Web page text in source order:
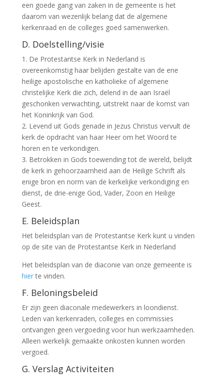
een goede gang van zaken in de gemeente is het
daarom van wezenlijk belang dat de algemene
kerkenraad en de colleges goed samenwerken.
D. Doelstelling/visie
1. De Protestantse Kerk in Nederland is
overeenkomstig haar belijden gestalte van de ene
heilige apostolische en katholieke of algemene
christelijke Kerk die zich, delend in de aan Israël
geschonken verwachting, uitstrekt naar de komst van
het Koninkrijk van God.
2. Levend uit Gods genade in Jezus Christus vervult de
kerk de opdracht van haar Heer om het Woord te
horen en te verkondigen.
3. Betrokken in Gods toewending tot de wereld, belijdt
de kerk in gehoorzaamheid aan de Heilige Schrift als
enige bron en norm van de kerkelijke verkondiging en
dienst, de drie-enige God, Vader, Zoon en Heilige
Geest.
E. Beleidsplan
Het beleidsplan van de Protestantse Kerk kunt u vinden
op de site van de Protestantse Kerk in Nederland
Het beleidsplan van de diaconie van onze gemeente is
hierte vinden.
F. Beloningsbeleid
Er zijn geen diaconale medewerkers in loondienst.
Leden van kerkenraden, colleges en commissies
ontvangen geen vergoeding voor hun werkzaamheden.
Alleen werkelijk gemaakte onkosten kunnen worden
vergoed.
G. Verslag Activiteiten